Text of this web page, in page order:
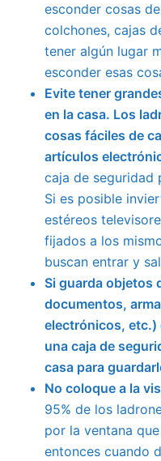
esconder cosas
colchones, cajas
tener algún lugar
esconder esas
Evite tener
en la casa. Los
cosas fáciles de
artículos
caja de seguridad
Si es posible
estéreos
fijados a los
buscan entrar y
Si guarda objetos
documentos,
electrónicos, etc.)
una caja de
casa para
No coloque a la
95% de los
por la ventana
entonces cuando